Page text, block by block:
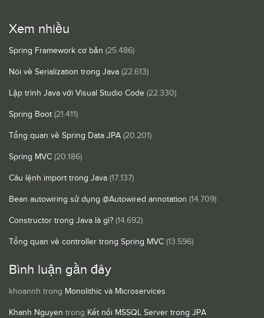
Xem nhiều
Spring Framework cơ bản (25.486)
Nói về Serialization trong Java (22.613)
Lập trình Java với Visual Studio Code (22.330)
Spring Boot (21.411)
Tổng quan về Spring Data JPA (20.201)
Spring MVC (20.186)
Câu lệnh import trong Java (17.137)
Bean autowiring sử dụng @Autowired annotation (14.709)
Constructor trong Java là gì? (14.692)
Tổng quan về controller trong Spring MVC (13.596)
Bình luận gần đây
khoannh trong Monolithic và Microservices
Khanh Nguyen trong Kết nối MSSQL Server trong JPA